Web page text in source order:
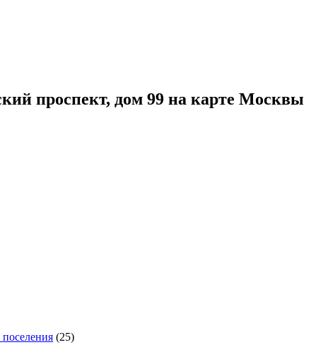
проспект, дом 99 на карте Москвы
(25)